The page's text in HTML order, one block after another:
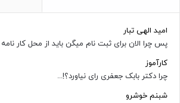
امید الهی تبار
پس چرا الان برای ثبت نام میگن باید از محل کار نامه
کارآموز
چرا دکتر بابک جعفری رای نیاورد؟!...
شبنم خوشرو